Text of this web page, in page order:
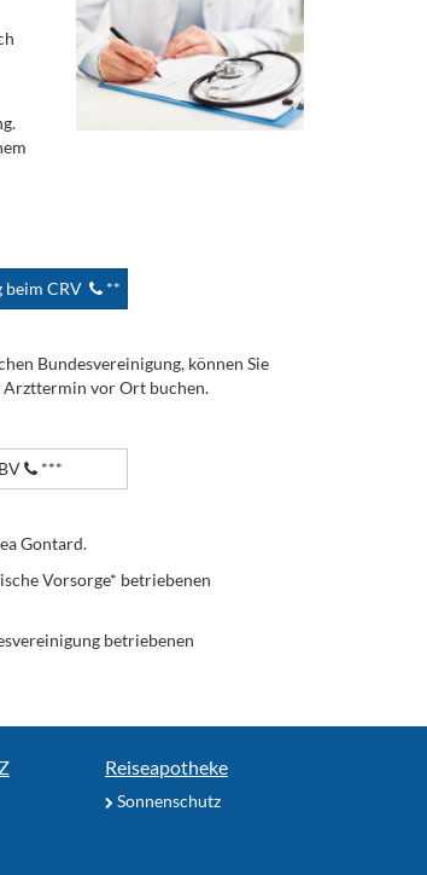
beim CRV **
Bundesvereinigung, können Sie
Arzttermin vor Ort buchen.
***
Gontard.
Vorsorge* betriebenen
betriebenen
Reiseapotheke
Sonnenschutz